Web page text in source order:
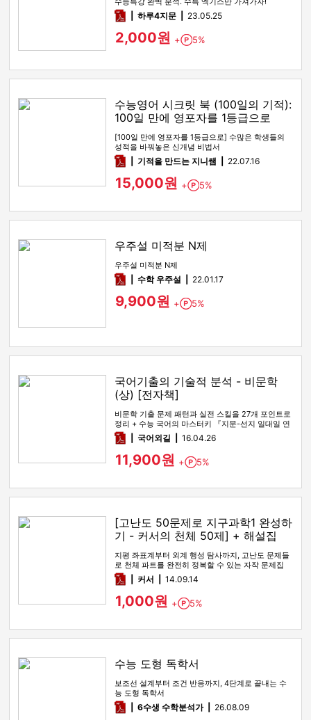
pdf하루4지문 23.05.25
2,000원 + Point
5%
수능영어 시크릿 북 (100일의 기적):
100일 만에 영포자를 1등급으로
[100일 만에 영포자를 1등급으로] 수많은 학생들의
성적을 바꿔놓은 신개념 비법서
pdf기적을 만드는 지니쌤 22.07.16
15,000원 + Point
5%
우주설 미적분 N제
우주설 미적분 N제
pdf수학 우주설 22.01.17
9,900원 + Point
5%
국어기출의 기술적 분석 - 비문학
(상) [전자책]
비문학 기출 문제 패턴과 실전 스킬을 27개 포인트로
정리 + 수능 국어의 마스터키 『지문-선지 일대일 연
결법』을 통해, 수…
pdf국어외길 16.04.26
11,900원 + Point
5%
[고난도 50문제로 지구과학1 완성하
기 - 커서의 천체 50제] + 해설집
지평 좌표계부터 외계 행성 탐사까지, 고난도 문제들
로 천체 파트를 완전히 정복할 수 있는 자작 문제집
pdf커서 14.09.14
1,000원 + Point
5%
수능 도형 독학서
보조선 설계부터 조건 반응까지, 4단계로 끝내는 수
능 도형 독학서
pdf6수생 수학분석가 26.08.09